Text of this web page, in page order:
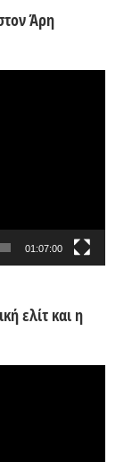
Άρη
01:07:00
ελίτ και η